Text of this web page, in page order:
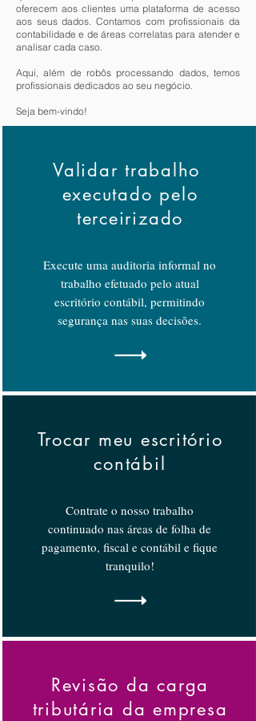
oferecem aos clientes uma plataforma de acesso
aos seus dados. Contamos com profissionais da
contabilidade e de áreas correlatas para atender e
analisar cada caso.
Aqui, além de robôs processando dados, temos
profissionais dedicados ao seu negócio.
Seja bem-vindo!
Validar trabalho
executado pelo
terceirizado
Execute uma auditoria informal no
trabalho efetuado pelo atual
escritório contábil, permitindo
segurança nas suas decisões.
Trocar meu escritório
contábil
Contrate o nosso trabalho
continuado nas áreas de folha de
pagamento, fiscal e contábil e fique
tranquilo!
Revisão da carga
tributária da empresa